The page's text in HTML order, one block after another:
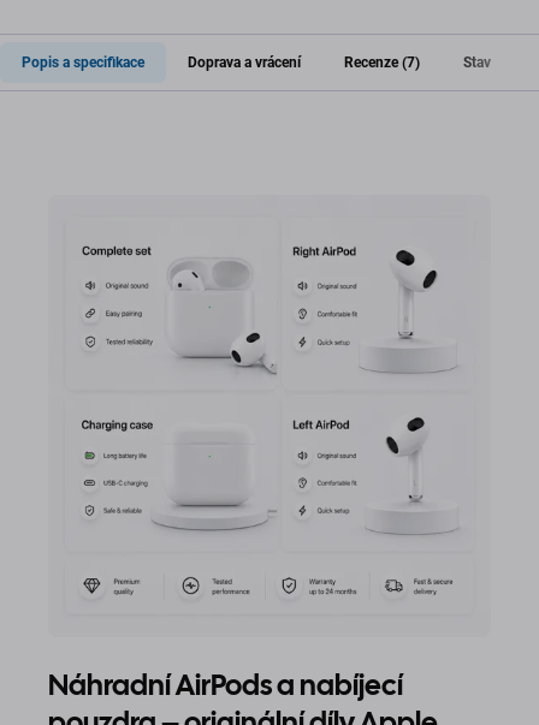
Popis a specifikace Doprava a vrácení Recenze (7) Stav
Náhradní AirPods a nabíjecí